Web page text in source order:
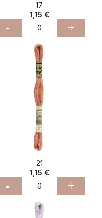
17
1,15 €
- +
21
1,15 €
- +